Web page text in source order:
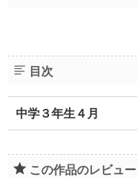
目次
中学３年生４月
この作品のレビュー